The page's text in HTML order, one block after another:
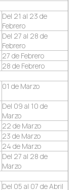
Del 21 al 23 de
Febrero
Del 27 al 28 de
Febrero
27 de Febrero
28 de Febrero
01 de Marzo
Del 09 al 10 de
Marzo
22 de Marzo
23 de Marzo
24 de Marzo
Del 27 al 28 de
Marzo
Del 05 al 07 de Abril